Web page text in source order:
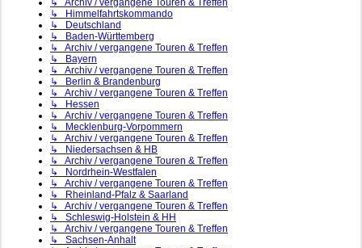
↳ Archiv / vergangene Touren & Treffen
↳ Himmelfahrtskommando
↳ Deutschland
↳ Baden-Württemberg
↳ Archiv / vergangene Touren & Treffen
↳ Bayern
↳ Archiv / vergangene Touren & Treffen
↳ Berlin & Brandenburg
↳ Archiv / vergangene Touren & Treffen
↳ Hessen
↳ Archiv / vergangene Touren & Treffen
↳ Mecklenburg-Vorpommern
↳ Archiv / vergangene Touren & Treffen
↳ Niedersachsen & HB
↳ Archiv / vergangene Touren & Treffen
↳ Nordrhein-Westfalen
↳ Archiv / vergangene Touren & Treffen
↳ Rheinland-Pfalz & Saarland
↳ Archiv / vergangene Touren & Treffen
↳ Schleswig-Holstein & HH
↳ Archiv / vergangene Touren & Treffen
↳ Sachsen-Anhalt